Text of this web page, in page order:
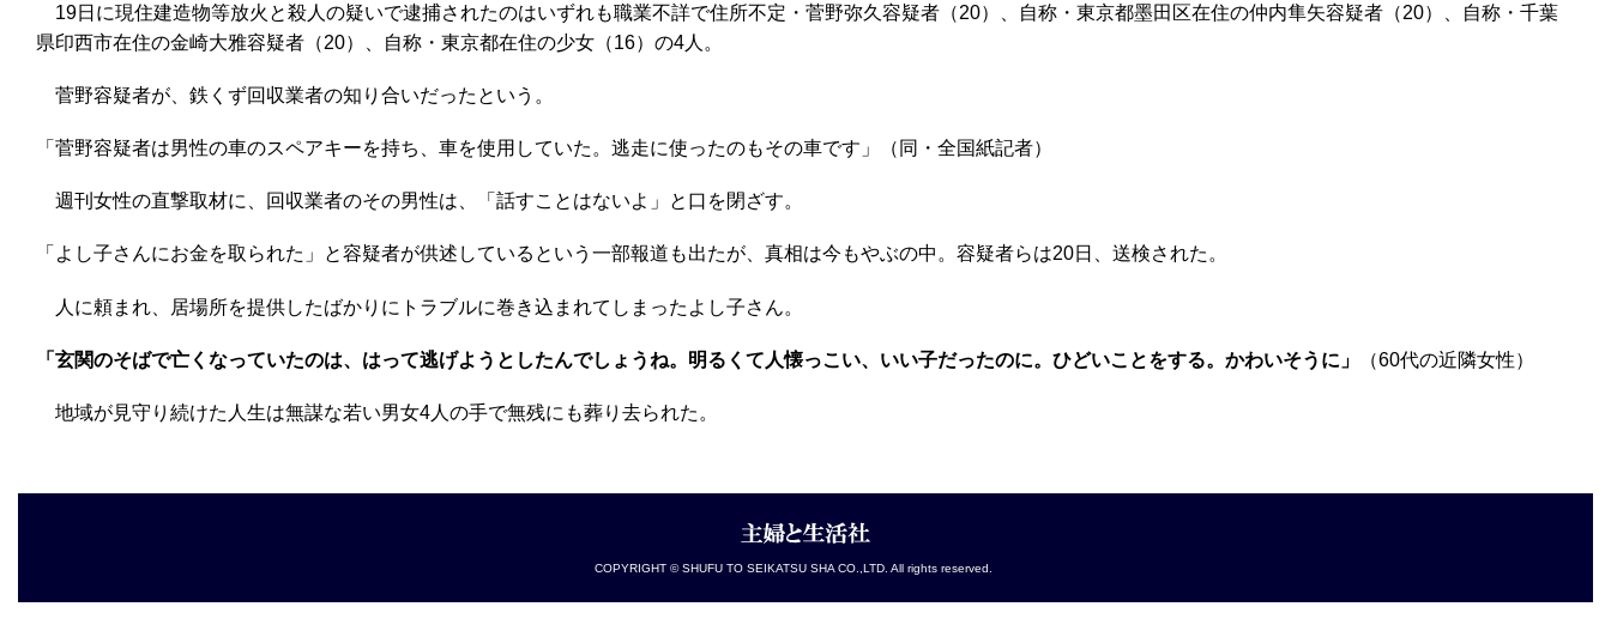
19日に現住建造物等放火と殺人の疑いで逮捕されたのはいずれも職業不詳で住所不定・菅野弥久容疑者（20）、自称・東京都墨田区在住の仲内隼矢容疑者（20）、自称・千葉
県印西市在住の金崎大雅容疑者（20）、自称・東京都在住の少女（16）の4人。
菅野容疑者が、鉄くず回収業者の知り合いだったという。
「菅野容疑者は男性の車のスペアキーを持ち、車を使用していた。逃走に使ったのもその車です」（同・全国紙記者）
週刊女性の直撃取材に、回収業者のその男性は、「話すことはないよ」と口を閉ざす。
「よし子さんにお金を取られた」と容疑者が供述しているという一部報道も出たが、真相は今もやぶの中。容疑者らは20日、送検された。
人に頼まれ、居場所を提供したばかりにトラブルに巻き込まれてしまったよし子さん。
「玄関のそばで亡くなっていたのは、はって逃げようとしたんでしょうね。明るくて人懐っこい、いい子だったのに。ひどいことをする。かわいそうに」 （60代の近隣女性）
地域が見守り続けた人生は無謀な若い男女4人の手で無残にも葬り去られた。
COPYRIGHT © SHUFU TO SEIKATSU SHA CO.,LTD. All rights reserved.